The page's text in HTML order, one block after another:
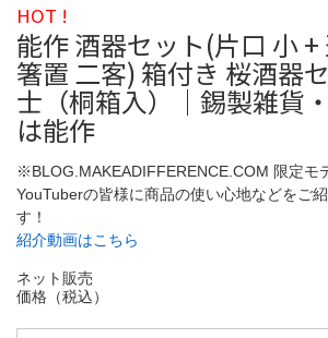
HOT !
能作 酒器セット(片口 小
箸置 二客) 箱付き 桜酒器
士（桐箱入）｜錫製雑貨
は能作
※BLOG.MAKEADIFFERENCE.COM 限定モ
YouTuberの皆様に商品の使い心地などをご
す！
紹介動画はこちら
ネット販売
価格（税込）